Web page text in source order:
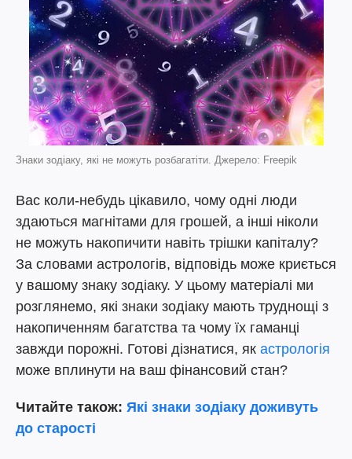
Знаки зодіаку, які не можуть розбагатіти. Джерело: Freepik
Вас коли-небудь цікавило, чому одні люди
здаються магнітами для грошей, а інші ніколи
не можуть накопичити навіть трішки капіталу?
За словами астрологів, відповідь може криється
у вашому знаку зодіаку. У цьому матеріалі ми
розглянемо, які знаки зодіаку мають труднощі з
накопиченням багатства та чому їх гаманці
завжди порожні. Готові дізнатися, як астрологія
може вплинути на ваш фінансовий стан?
Читайте також: Які знаки зодіаку доживуть
до старості